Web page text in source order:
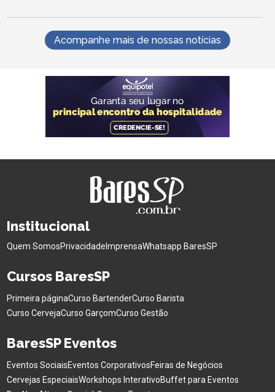
Acompanhe mais de nossas notícias
Institucional
Quem SomosPrivacidade ImprensaWhatsapp BaresSP
Cursos BaresSP
Primeira páginaCurso BartenderCurso Barista
Curso CervejaCurso GarçomCurso Gestão
BaresSP Eventos
Eventos SociaisEventos CorporativosFeiras de Negócios
Cervejas EspeciaisWorkshops InterativoBuffet para Eventos